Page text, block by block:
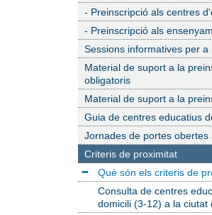
- Preinscripció als centres
- Preinscripció als
Sessions informatives per a
Material de suport a la
obligatoris
Material de suport a la
Guia de centres educatius
Jornades de portes obertes
Secció
actual:
Criteris de proximitat
Pàgina
actual:
Què són els criteris de
Consulta de centres
domicili (3-12) a la ciutat